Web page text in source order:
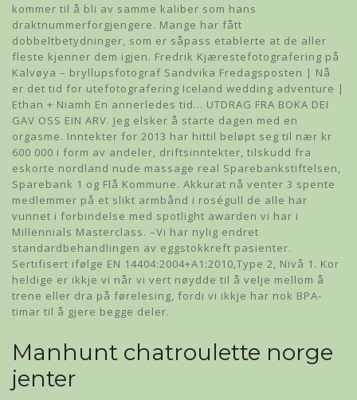
kommer til å bli av samme kaliber som hans
draktnummerforgjengere. Mange har fått
dobbeltbetydninger, som er såpass etablerte at de aller
fleste kjenner dem igjen. Fredrik Kjærestefotografering på
Kalvøya – bryllupsfotograf Sandvika Fredagsposten | Nå
er det tid for utefotografering Iceland wedding adventure |
Ethan + Niamh En annerledes tid… UTDRAG FRA BOKA DEI
GAV OSS EIN ARV. Jeg elsker å starte dagen med en
orgasme. Inntekter for 2013 har hittil beløpt seg til nær kr
600 000 i form av andeler, driftsinntekter, tilskudd fra
eskorte nordland nude massage real Sparebankstiftelsen,
Sparebank 1 og Flå Kommune. Akkurat nå venter 3 spente
medlemmer på et slikt armbånd i roségull de alle har
vunnet i forbindelse med spotlight awarden vi har i
Millennials Masterclass. –Vi har nylig endret
standardbehandlingen av eggstokkreft pasienter.
Sertifisert ifølge EN 14404:2004+A1:2010,Type 2, Nivå 1. Kor
heldige er ikkje vi når vi vert nøydde til å velje mellom å
trene eller dra på førelesing, fordi vi ikkje har nok BPA-
timar til å gjere begge deler.
Manhunt chatroulette norge
jenter